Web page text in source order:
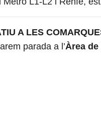
A LES
parada a l’Àrea de